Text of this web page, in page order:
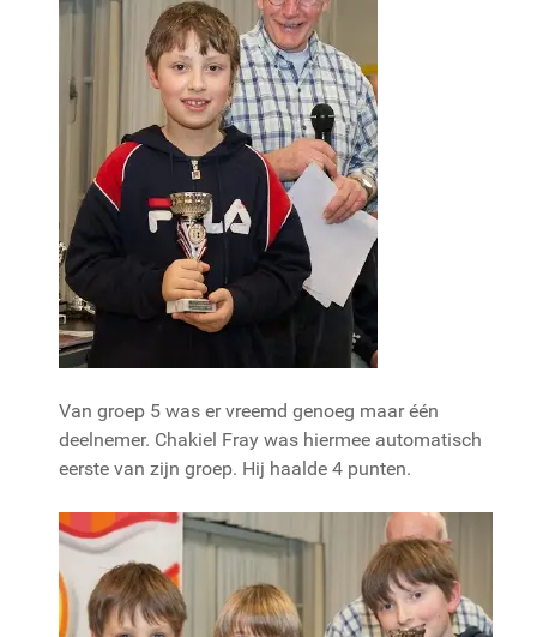
Van groep 5 was er vreemd genoeg maar één
deelnemer. Chakiel Fray was hiermee automatisch
eerste van zijn groep. Hij haalde 4 punten.